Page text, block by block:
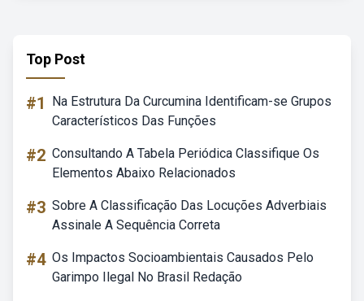
Top Post
#1
Na Estrutura Da Curcumina Identificam-se Grupos
Característicos Das Funções
#2 Consultando A Tabela Periódica Classifique Os
Elementos Abaixo Relacionados
#3 Sobre A Classificação Das Locuções Adverbiais
Assinale A Sequência Correta
#4 Os Impactos Socioambientais Causados Pelo
Garimpo Ilegal No Brasil Redação